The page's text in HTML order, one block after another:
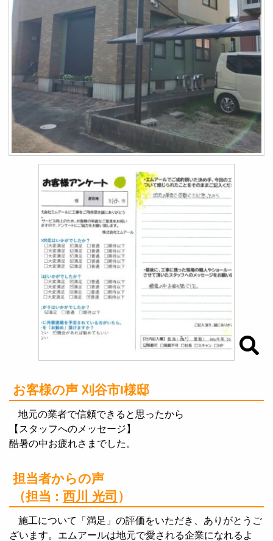
お客様の声 刈谷市I様邸
地元の業者で信頼できると思ったから
【スタッフへのメッセージ】
酷暑の中お疲れさまでした。
担当者からの声
（担当 :西川 光司 ）
施工について「満足」の評価をいただき、ありがとうご
ざいます。エムアールは地元で愛される企業になれるよ